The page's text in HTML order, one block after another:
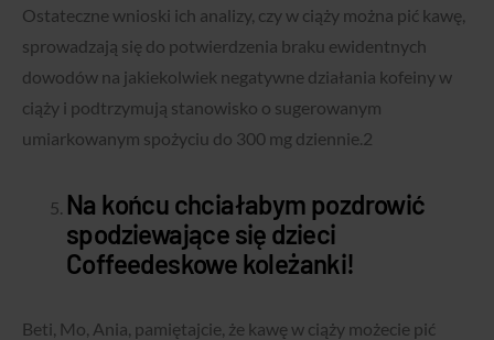
Ostateczne wnioski ich analizy, czy w ciąży można pić kawę,
sprowadzają się do potwierdzenia braku ewidentnych
dowodów na jakiekolwiek negatywne działania kofeiny w
ciąży i podtrzymują stanowisko o sugerowanym
umiarkowanym spożyciu do 300 mg dziennie. 2
Na końcu chciałabym pozdrowić
spodziewające się dzieci
Coffeedeskowe koleżanki!
Beti, Mo, Ania, pamiętajcie, że kawę w ciąży możecie pić